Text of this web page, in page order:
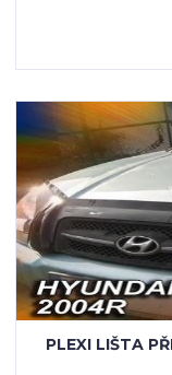
PLEXI LIŠTA